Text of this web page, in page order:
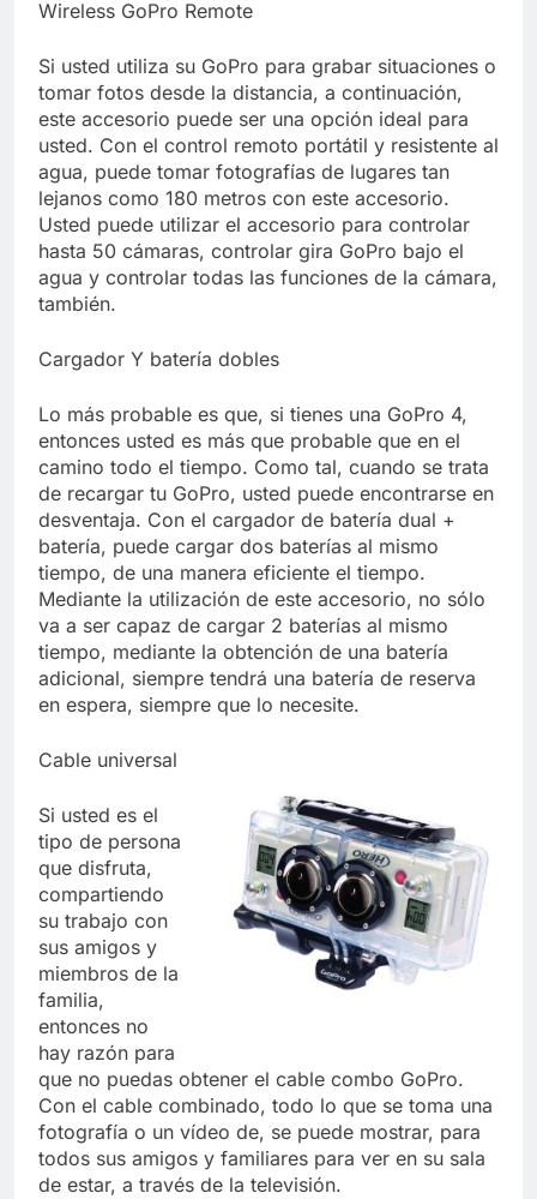
Wireless GoPro Remote
Si usted utiliza su GoPro para grabar situaciones o
tomar fotos desde la distancia, a continuación,
este accesorio puede ser una opción ideal para
usted. Con el control remoto portátil y resistente al
agua, puede tomar fotografías de lugares tan
lejanos como 180 metros con este accesorio.
Usted puede utilizar el accesorio para controlar
hasta 50 cámaras, controlar gira GoPro bajo el
agua y controlar todas las funciones de la cámara,
también.
Cargador Y batería dobles
Lo más probable es que, si tienes una GoPro 4,
entonces usted es más que probable que en el
camino todo el tiempo. Como tal, cuando se trata
de recargar tu GoPro, usted puede encontrarse en
desventaja. Con el cargador de batería dual +
batería, puede cargar dos baterías al mismo
tiempo, de una manera eficiente el tiempo.
Mediante la utilización de este accesorio, no sólo
va a ser capaz de cargar 2 baterías al mismo
tiempo, mediante la obtención de una batería
adicional, siempre tendrá una batería de reserva
en espera, siempre que lo necesite.
Cable universal
Si usted es el
tipo de persona
que disfruta,
compartiendo
su trabajo con
sus amigos y
miembros de la
familia,
entonces no
hay razón para
que no puedas obtener el cable combo GoPro.
Con el cable combinado, todo lo que se toma una
fotografía o un vídeo de, se puede mostrar, para
todos sus amigos y familiares para ver en su sala
de estar, a través de la televisión.